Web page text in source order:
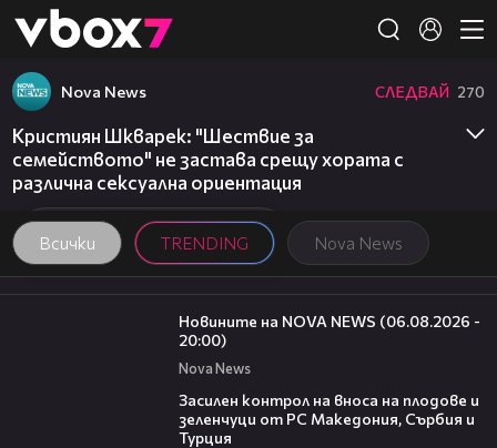
👾
Всички TRENDING Nova News
Nova News СЛЕДВАЙ 270
Кристиян Шкварек: "Шествие за
семейството" не застава срещу хората с
различна сексуална ориентация
23:12
Новините на NOVA NEWS (06.08.2026 -
20:00)
Nova News
Засилен контрол на вноса на плодове и
зеленчуци от РС Македония, Сърбия и
Турция